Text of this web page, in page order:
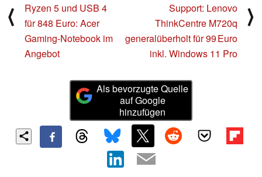
⟨
Ryzen 5 und USB 4
für 848 Euro: Acer
Gaming-Notebook im
Angebot
Support: Lenovo
ThinkCentre M720q
generalüberholt für 99 Euro
inkl. Windows 11 Pro
⟩
Als bevorzugte Quelle
auf Google
hinzufügen